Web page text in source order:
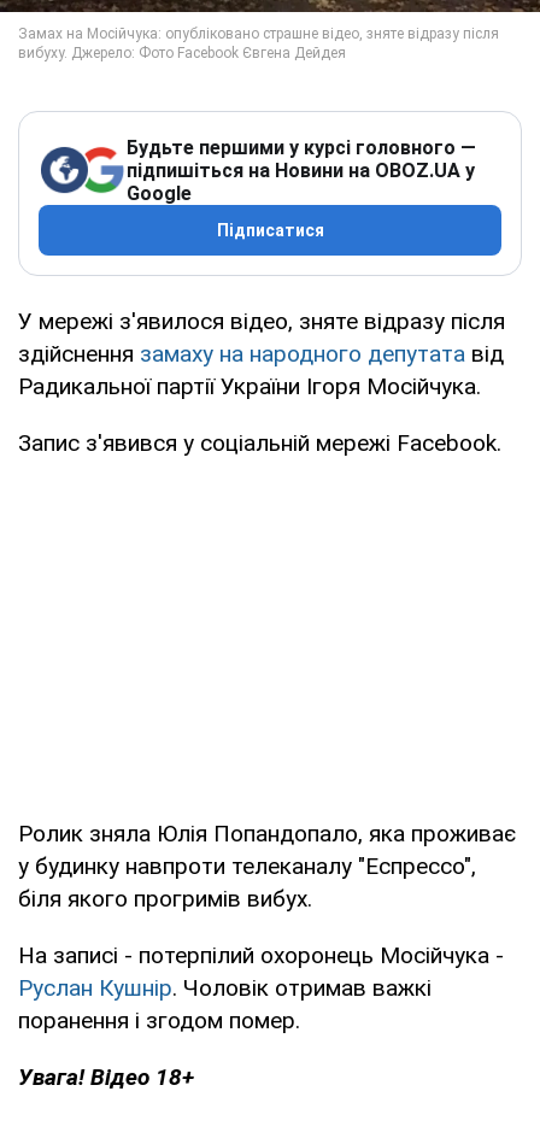
Будьте першими у курсі головного —
підпишіться на Новини на OBOZ.UA у
Google
Підписатися
У мережі з'явилося відео, зняте відразу після
здійснення замаху на народного депутата від
Радикальної партії України Ігоря Мосійчука.
Запис з'явився у соціальній мережі Facebook.
Ролик зняла Юлія Попандопало, яка проживає
у будинку навпроти телеканалу "Еспрессо",
біля якого прогримів вибух.
На записі - потерпілий охоронець Мосійчука -
Руслан Кушнір. Чоловік отримав важкі
поранення і згодом помер.
Увага! Відео 18+